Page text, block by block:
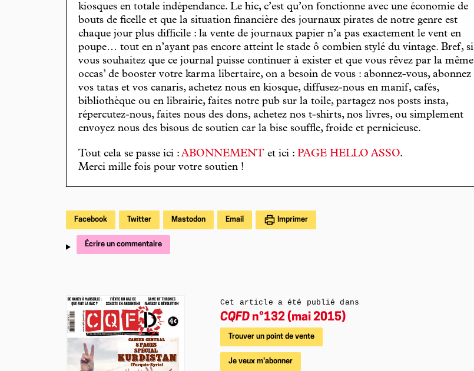
kiosques en totale indépendance. Le hic, c’est qu’on fonctionne avec une économie de
bouts de ficelle et que la situation financière des journaux pirates de notre genre est
chaque jour plus difficile : la vente de journaux papier n’a pas exactement le vent en
poupe… tout en n’ayant pas encore atteint le stade ô combien stylé du vintage. Bref, si
vous souhaitez que ce journal puisse continuer à exister et que vous rêvez par la même
occas’ de booster votre karma libertaire, on a besoin de vous : abonnez-vous, abonnez
vos tatas et vos canaris, achetez nous en kiosque, diffusez-nous en manif, cafés,
bibliothèque ou en librairie, faites notre pub sur la toile, partagez nos posts insta,
répercutez-nous, faites nous des dons, achetez nos t-shirts, nos livres, ou simplement
envoyez nous des bisous de soutien car la bise souffle, froide et pernicieuse.
Tout cela se passe ici : ABONNEMENT et ici : PAGE HELLO ASSO.
Merci mille fois pour votre soutien !
Facebook Twitter Mastodon Email Imprimer
Écrire un commentaire
Cet article a été publié dans
CQFD n°132 (mai 2015)
Trouver un point de vente
Je veux m'abonner